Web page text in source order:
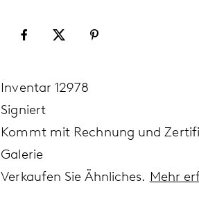
Inventar 12978
Signiert
Kommt mit Rechnung und
Galerie
Verkaufen Sie Ähnliches. Mehr